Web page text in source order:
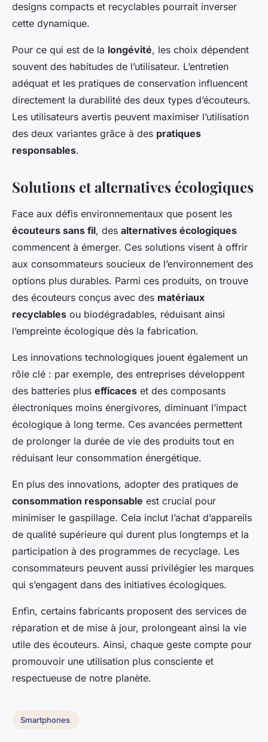
designs compacts et recyclables pourrait inverser
cette dynamique.
Pour ce qui est de la longévité, les choix dépendent
souvent des habitudes de l’utilisateur. L’entretien
adéquat et les pratiques de conservation influencent
directement la durabilité des deux types d’écouteurs.
Les utilisateurs avertis peuvent maximiser l’utilisation
des deux variantes grâce à des pratiques
responsables.
Solutions et alternatives écologiques
Face aux défis environnementaux que posent les
écouteurs sans fil, des alternatives écologiques
commencent à émerger. Ces solutions visent à offrir
aux consommateurs soucieux de l’environnement des
options plus durables. Parmi ces produits, on trouve
des écouteurs conçus avec des matériaux
recyclables ou biodégradables, réduisant ainsi
l’empreinte écologique dès la fabrication.
Les innovations technologiques jouent également un
rôle clé : par exemple, des entreprises développent
des batteries plus efficaces et des composants
électroniques moins énergivores, diminuant l’impact
écologique à long terme. Ces avancées permettent
de prolonger la durée de vie des produits tout en
réduisant leur consommation énergétique.
En plus des innovations, adopter des pratiques de
consommation responsable est crucial pour
minimiser le gaspillage. Cela inclut l’achat d’appareils
de qualité supérieure qui durent plus longtemps et la
participation à des programmes de recyclage. Les
consommateurs peuvent aussi privilégier les marques
qui s’engagent dans des initiatives écologiques.
Enfin, certains fabricants proposent des services de
réparation et de mise à jour, prolongeant ainsi la vie
utile des écouteurs. Ainsi, chaque geste compte pour
promouvoir une utilisation plus consciente et
respectueuse de notre planète.
Smartphones